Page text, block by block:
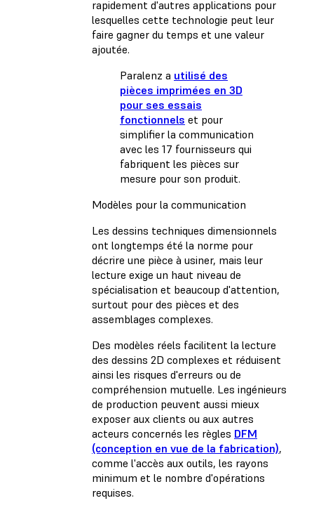
rapidement d'autres applications pour
lesquelles cette technologie peut leur
faire gagner du temps et une valeur
ajoutée.
Paralenz a utilisé des
pièces imprimées en 3D
pour ses essais
fonctionnels et pour
simplifier la communication
avec les 17 fournisseurs qui
fabriquent les pièces sur
mesure pour son produit.
Modèles pour la communication
Les dessins techniques dimensionnels
ont longtemps été la norme pour
décrire une pièce à usiner, mais leur
lecture exige un haut niveau de
spécialisation et beaucoup d'attention,
surtout pour des pièces et des
assemblages complexes.
Des modèles réels facilitent la lecture
des dessins 2D complexes et réduisent
ainsi les risques d'erreurs ou de
compréhension mutuelle. Les ingénieurs
de production peuvent aussi mieux
exposer aux clients ou aux autres
acteurs concernés les règles DFM
(conception en vue de la fabrication),
comme l'accès aux outils, les rayons
minimum et le nombre d'opérations
requises.